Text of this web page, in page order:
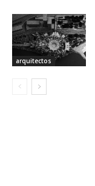
arquitectos